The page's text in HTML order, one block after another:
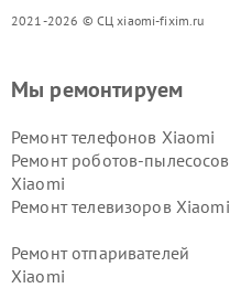
2021-2026 © СЦ xiaomi-fixim.ru
Мы ремонтируем
Ремонт телефонов Xiaomi
Ремонт роботов-пылесосов
Xiaomi
Ремонт телевизоров Xiaomi
Ремонт отпаривателей
Xiaomi